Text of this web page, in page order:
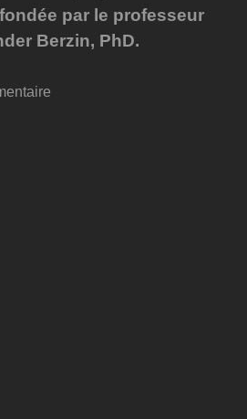
par le professeur
Berzin, PhD.